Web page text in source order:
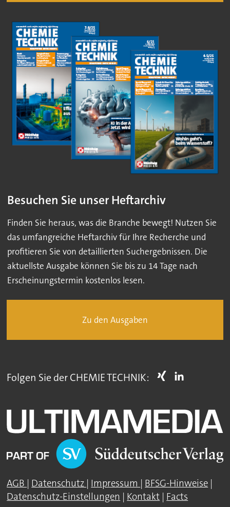
Besuchen Sie unser Heftarchiv
Finden Sie heraus, was die Branche bewegt! Nutzen Sie
das umfangreiche Heftarchiv für Ihre Recherche und
profitieren Sie von detaillierten Suchergebnissen. Die
aktuellste Ausgabe können Sie bis zu 14 Tage nach
Erscheinungstermin kostenlos lesen.
Zu den Ausgaben
Folgen Sie der CHEMIE TECHNIK:
AGB | Datenschutz | Impressum | BFSG-Hinweise |
Datenschutz-Einstellungen | Kontakt | Facts